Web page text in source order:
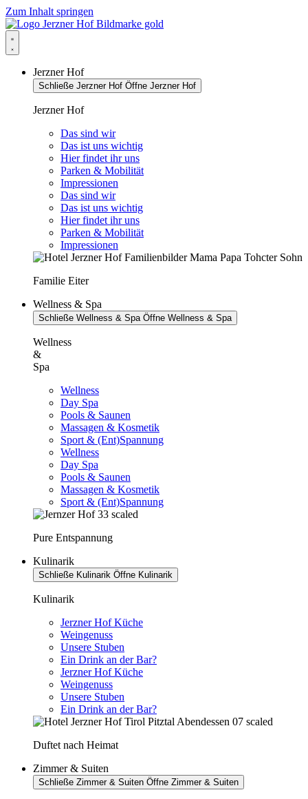
Zum Inhalt springen
Jerzner Hof
Schließe Jerzner Hof Öffne Jerzner Hof
Jerzner Hof
Das sind wir
Das ist uns wichtig
Hier findet ihr uns
Parken & Mobilität
Impressionen
Das sind wir
Das ist uns wichtig
Hier findet ihr uns
Parken & Mobilität
Impressionen
Familie Eiter
Wellness & Spa
Schließe Wellness & Spa Öffne Wellness & Spa
Wellness
&
Spa
Wellness
Day Spa
Pools & Saunen
Massagen & Kosmetik
Sport & (Ent)Spannung
Wellness
Day Spa
Pools & Saunen
Massagen & Kosmetik
Sport & (Ent)Spannung
Pure Entspannung
Kulinarik
Schließe Kulinarik Öffne Kulinarik
Kulinarik
Jerzner Hof Küche
Weingenuss
Unsere Stuben
Ein Drink an der Bar?
Jerzner Hof Küche
Weingenuss
Unsere Stuben
Ein Drink an der Bar?
Duftet nach Heimat
Zimmer & Suiten
Schließe Zimmer & Suiten Öffne Zimmer & Suiten